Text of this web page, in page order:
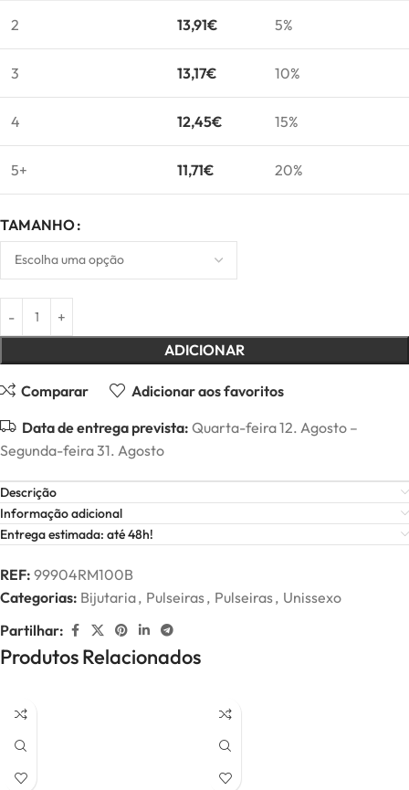
2 13,91€ 5%
3 13,17€ 10%
4 12,45€ 15%
5+ 11,71€ 20%
TAMANHO
ADICIONAR
Comparar Adicionar aos favoritos
Data de entrega prevista: Quarta-feira 12. Agosto –
Segunda-feira 31. Agosto
Descrição
Informação adicional
Entrega estimada: até 48h!
REF: 99904RM100B
Categorias: Bijutaria, Pulseiras, Pulseiras, Unissexo
Partilhar:
Produtos Relacionados